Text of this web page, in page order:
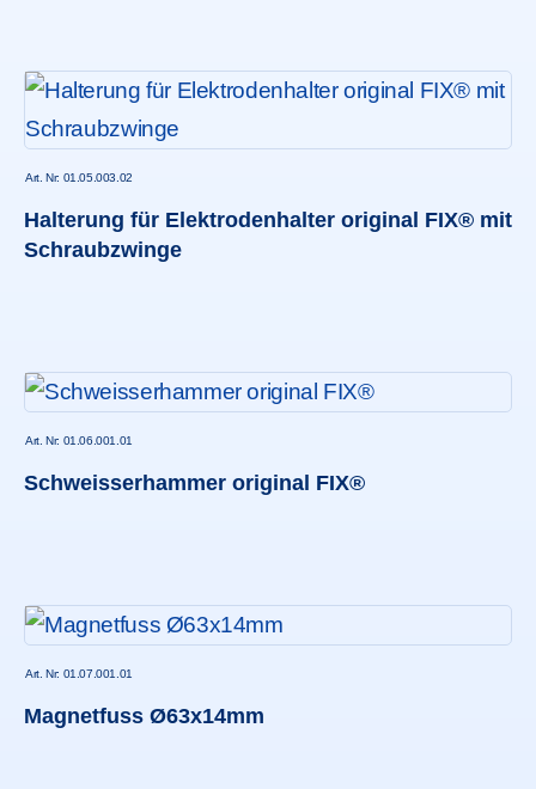
Halterung für Elektrodenhalter original FIX® mit
Schraubzwinge
Art. Nr: 01.05.003.02
Schweisserhammer original FIX®
Art. Nr: 01.06.001.01
Magnetfuss Ø63x14mm
Art. Nr: 01.07.001.01